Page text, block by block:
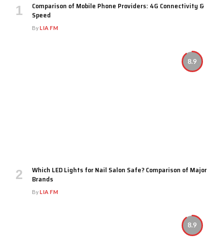
Comparison of Mobile Phone Providers: 4G Connectivity &
Speed
ByLIA FM
8.9
Which LED Lights for Nail Salon Safe? Comparison of Major
Brands
ByLIA FM
8.9